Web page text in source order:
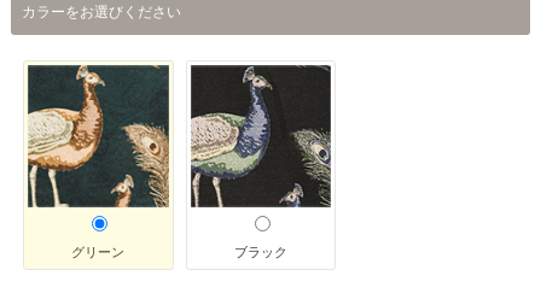
カラーをお選びください
グリーン ブラック